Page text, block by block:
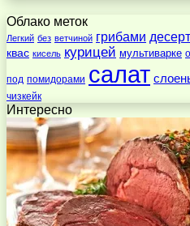
Облако меток
Легкий без ветчиной грибами десерт
квас кисель курицей мультиварке
под помидорами салат
чизкейк
Интересно